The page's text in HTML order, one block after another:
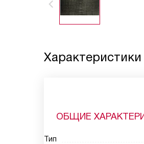
Характеристики
ОБЩИЕ
Тип